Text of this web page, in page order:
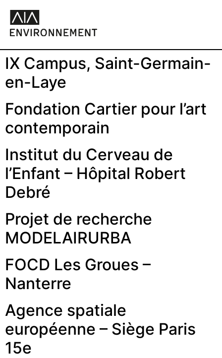
IX Campus, Saint-Germain-
en-Laye
Fondation Cartier pour l’art
contemporain
Institut du Cerveau de
l’Enfant – Hôpital Robert
Debré
Projet de recherche
MODELAIRURBA
FOCD Les Groues –
Nanterre
Agence spatiale
européenne – Siège Paris
15e